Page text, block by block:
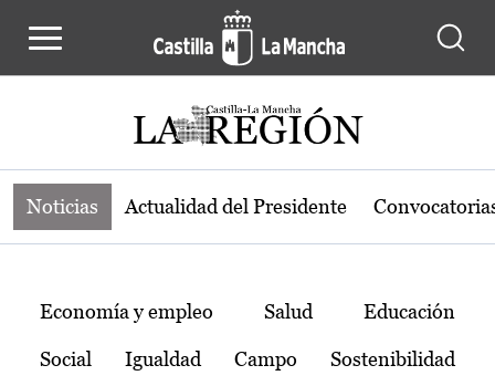
Noticias de la región de Castilla-La
Noticias Actualidad del Presidente
Temas
Economía y empleo Salud Educación
Social Igualdad Campo Sostenibilidad